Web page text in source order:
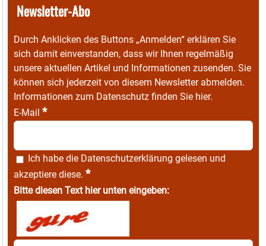
Newsletter-Abo
Durch Anklicken des Buttons „Anmelden“ erklären Sie
sich damit einverstanden, dass wir Ihnen regelmäßig
unsere aktuellen Artikel und Informationen zusenden. Sie
können sich jederzeit von diesem Newsletter abmelden.
Informationen zum Datenschutz finden Sie hier.
E-Mail *
Ich habe die Datenschutzerklärung gelesen und
akzeptiere diese. *
Bitte diesen Text hier unten eingeben: